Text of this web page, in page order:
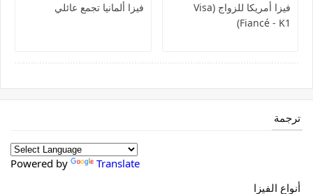
فيزا أمريكا للزواج (Visa
Fiancé - K1)
فيزا ألمانيا تجمع عائلي
ترجمة
Powered by
Translate
أنواع الفيزا